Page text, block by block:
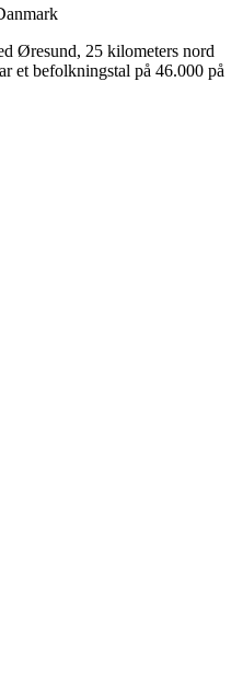
Øresund, 25 kilometers nord
et befolkningstal på 46.000 på